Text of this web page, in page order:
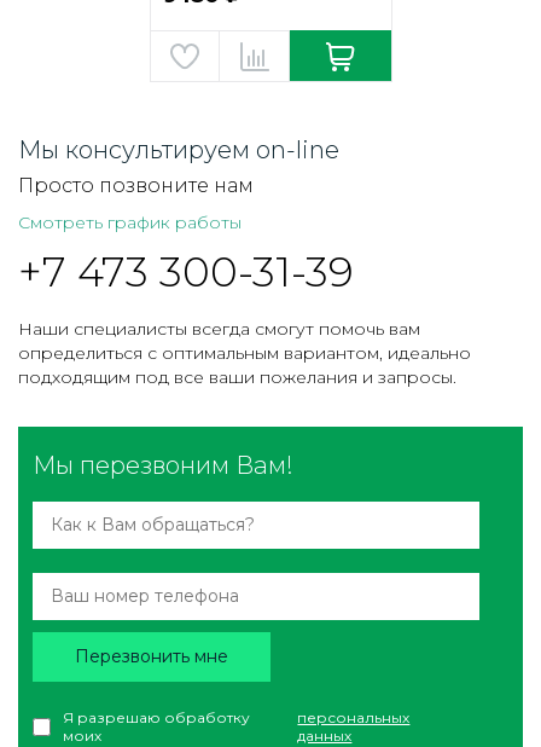
Мы консультируем on-line
Просто позвоните нам
Смотреть график работы
+7 473 300-31-39
Наши специалисты всегда смогут помочь вам
определиться с оптимальным вариантом, идеально
подходящим под все ваши пожелания и запросы.
Мы перезвоним Вам!
Я разрешаю обработку
моих
персональных
данных
Перезвонить мне